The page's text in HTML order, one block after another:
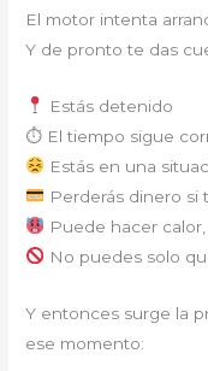
El motor intenta
Y de pronto te das
Estás detenido
⏱ El tiempo sigue
Estás en una
Perderás dinero si
Puede hacer
No puedes solo
Y entonces surge la
ese momento: